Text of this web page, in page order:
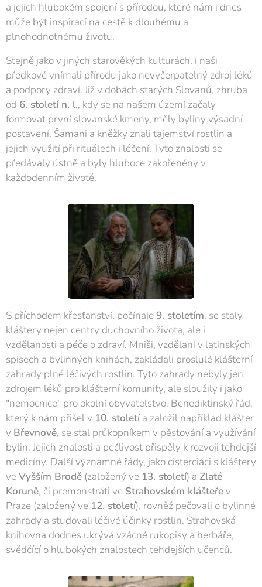
a jejich hlubokém spojení s přírodou, které nám i dnes
může být inspirací na cestě k dlouhému a
plnohodnotnému životu.
Stejně jako v jiných starověkých kulturách, i naši
předkové vnímali přírodu jako nevyčerpatelný zdroj léků
a podpory zdraví. Již v dobách starých Slovanů, zhruba
od 6. století n. l., kdy se na našem území začaly
formovat první slovanské kmeny, měly byliny výsadní
postavení. Šamani a kněžky znali tajemství rostlin a
jejich využití při rituálech i léčení. Tyto znalosti se
předávaly ústně a byly hluboce zakořeněny v
každodenním životě.
S příchodem křesťanství, počínaje 9. stoletím, se staly
kláštery nejen centry duchovního života, ale i
vzdělanosti a péče o zdraví. Mniši, vzdělaní v latinských
spisech a bylinných knihách, zakládali proslulé klášterní
zahrady plné léčivých rostlin. Tyto zahrady nebyly jen
zdrojem léků pro klášterní komunity, ale sloužily i jako
"nemocnice" pro okolní obyvatelstvo. Benediktinský řád,
který k nám přišel v 10. stoletía založil například klášter
v Břevnově, se stal průkopníkem v pěstování a využívání
bylin. Jejich znalosti a pečlivost přispěly k rozvoji tehdejší
medicíny. Další významné řády, jako cisterciáci s kláštery
veVyšším Brodě (založený ve 13. století) a Zlaté
Koruně, či premonstráti ve Strahovském klášteřev
Praze (založený ve 12. století), rovněž pečovali o bylinné
zahrady a studovali léčivé účinky rostlin. Strahovská
knihovna dodnes ukrývá vzácné rukopisy a herbáře,
svědčící o hlubokých znalostech tehdejších učenců.